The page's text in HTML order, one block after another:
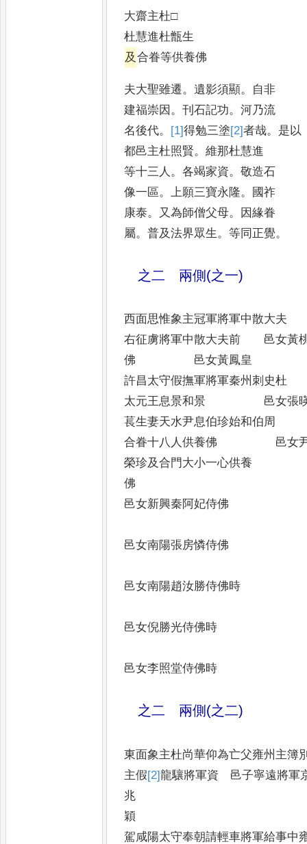
大齋主杜□
杜慧進杜甑生
及 合眷等供養佛
夫大聖雖遷。遺影須顯。
自非
建福崇因 。刊石記功。河乃流
名後代。 [1]得勉三塗[2]者哉。 是以
都邑主杜照賢。維那杜慧進
等十三人 。各竭家資。敬造石
像一區。 上願三寶永隆。
國祚
康泰。 又為師僧父母。
因緣眷
屬。普及法界眾生 。等同正覺。
之二 兩側(之一)
西面思惟象主冠軍將軍中散大夫
右征虜將軍中散大夫前 邑女黃
佛 邑女黃鳳皇
許昌太守假撫軍將軍秦州刺史杜
太元王息景和景 邑女張暎
萇生妻天水尹息伯珍始和伯周
合眷十八人供養佛 邑女尹
榮珍及合門大小一心供養
邑女新興秦阿妃侍佛
邑女南陽張房憐侍佛
邑女南陽趙汝勝侍佛時
邑女倪勝光侍佛時
邑女李照堂侍佛時
之二 兩側(之二)
東面象主杜尚華仰為亡父雍
主假[2]龍驤將軍資 邑子寧遠將軍
兆 邑子鎮
穎
駕咸陽太守奉朝請輕車將軍給